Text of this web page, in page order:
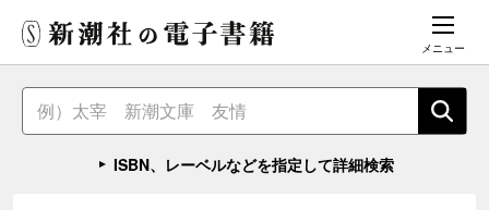
メニュー
ISBN、レーベルなどを指定して詳細検索